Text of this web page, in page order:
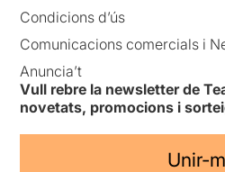
Condicions d’ús
Comunicacions comercials i
Anuncia’t
Vull rebre la newsletter de
novetats, promocions i
Unir-